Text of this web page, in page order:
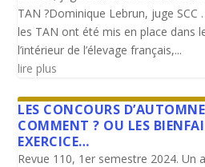
TAN ?Dominique Lebrun, juge SCC
les TAN ont été mis en place dans
l’intérieur de l’élevage français,...
lire plus
LES CONCOURS
COMMENT ? OU LES
EXERCICE…
Revue 110, 1er semestre 2024. Un